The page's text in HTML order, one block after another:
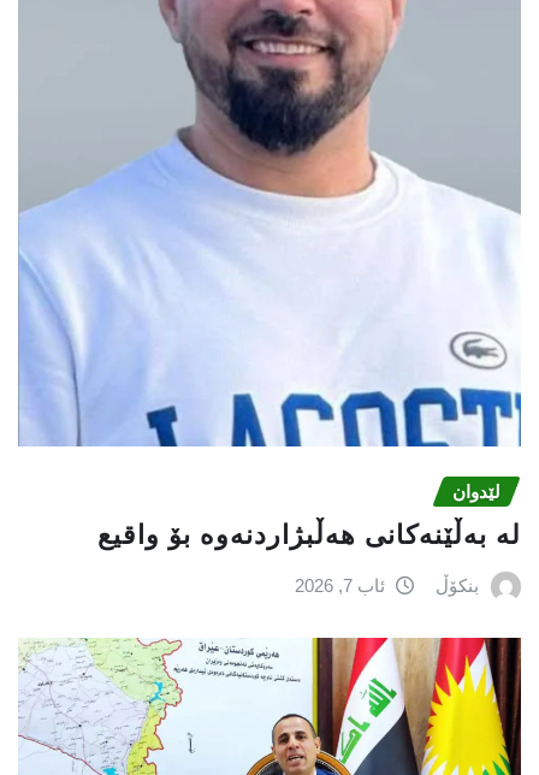
لێدوان
لە بەڵێنەکانی هەڵبژاردنەوە بۆ واقیع
بنکۆڵ ئاب 7, 2026